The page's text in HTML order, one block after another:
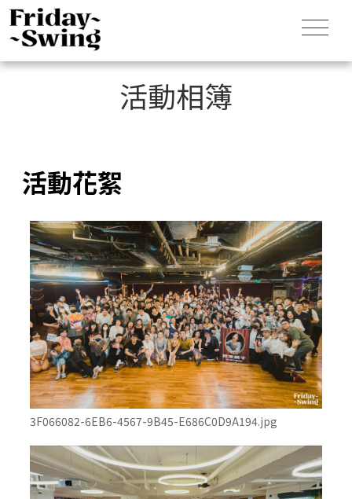
活動相簿
活動花絮
3F066082-6EB6-4567-9B45-E686C0D9A194.jpg